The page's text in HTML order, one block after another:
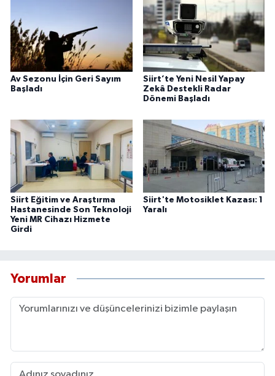
Av Sezonu İçin Geri Sayım
Başladı
Siirt’te Yeni Nesil Yapay
Zekâ Destekli Radar
Dönemi Başladı
Siirt Eğitim ve Araştırma
Hastanesinde Son Teknoloji
Yeni MR Cihazı Hizmete
Girdi
Siirt'te Motosiklet Kazası: 1
Yaralı
Yorumlar